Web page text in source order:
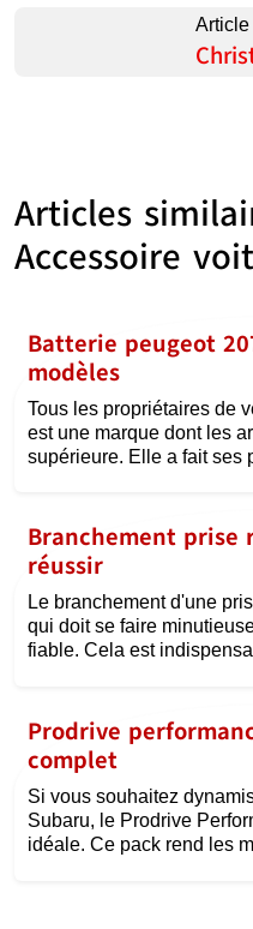
Article
Articles
Accessoire
Batterie peugeot
modèles
Tous les propriétaires de
est une marque dont les
supérieure. Elle a fait ses
Branchement prise
réussir
Le branchement d'une
qui doit se faire
fiable. Cela est
Prodrive
complet
Si vous souhaitez
Subaru, le Prodrive
idéale. Ce pack rend les